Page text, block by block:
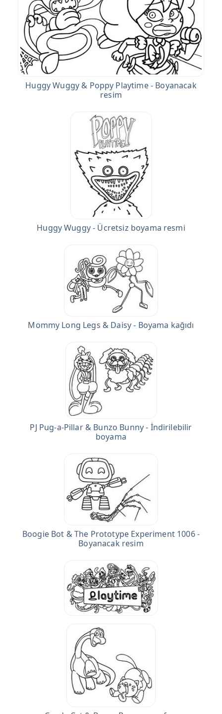
Huggy Wuggy & Poppy Playtime - Boyanacak
resim
Huggy Wuggy - Ücretsiz boyama resmi
Mommy Long Legs & Daisy - Boyama kağıdı
PJ Pug-a-Pillar & Bunzo Bunny - İndirilebilir
boyama
Boogie Bot & The Prototype Experiment 1006 -
Boyanacak resim